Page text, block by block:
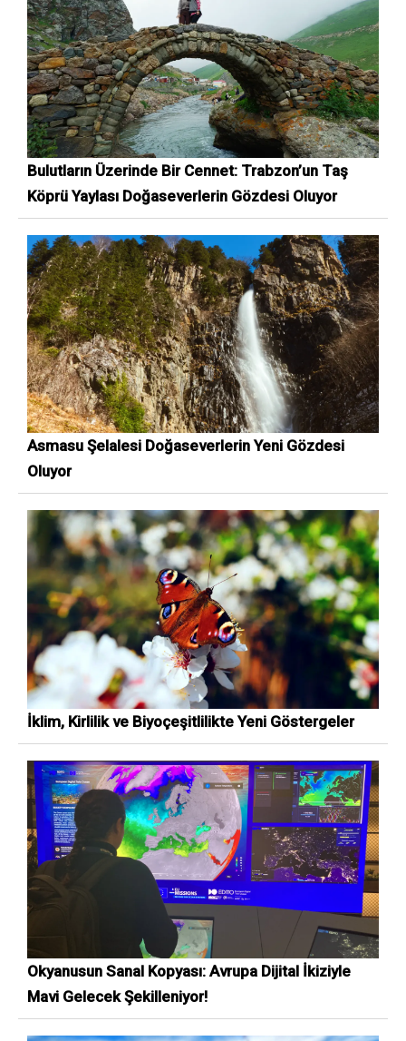
Bulutların Üzerinde Bir Cennet: Trabzon’un Taş
Köprü Yaylası Doğaseverlerin Gözdesi Oluyor
Asmasu Şelalesi Doğaseverlerin Yeni Gözdesi
Oluyor
İklim, Kirlilik ve Biyoçeşitlilikte Yeni Göstergeler
Okyanusun Sanal Kopyası: Avrupa Dijital İkiziyle
Mavi Gelecek Şekilleniyor!